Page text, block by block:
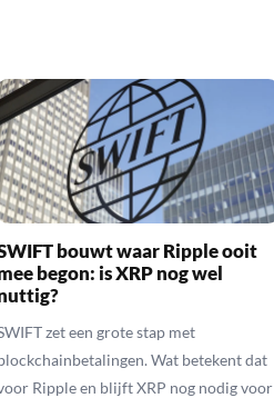
bouwt waar Ripple ooit
begon: is XRP nog wel
zet een grote stap met
Wat betekent dat
Ripple en blijft XRP nog nodig voor